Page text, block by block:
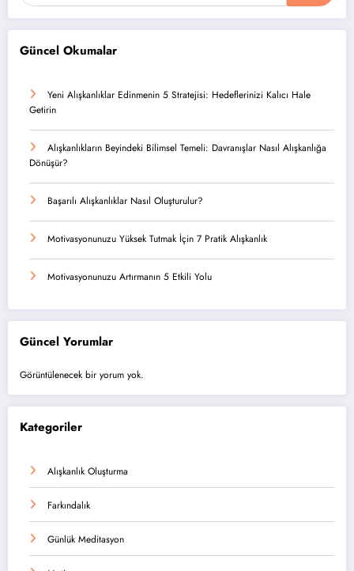
Güncel Okumalar
Yeni Alışkanlıklar Edinmenin 5 Stratejisi: Hedeflerinizi Kalıcı Hale
Getirin
Alışkanlıkların Beyindeki Bilimsel Temeli: Davranışlar Nasıl Alışkanlığa
Dönüşür?
Başarılı Alışkanlıklar Nasıl Oluşturulur?
Motivasyonunuzu Yüksek Tutmak İçin 7 Pratik Alışkanlık
Motivasyonunuzu Artırmanın 5 Etkili Yolu
Güncel Yorumlar
Görüntülenecek bir yorum yok.
Kategoriler
Alışkanlık Oluşturma
Farkındalık
Günlük Meditasyon